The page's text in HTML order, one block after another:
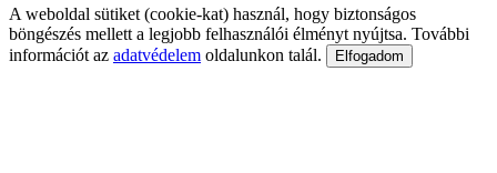
A weboldal sütiket (cookie-kat) használ, hogy biztonságos
böngészés mellett a legjobb felhasználói élményt nyújtsa. További
információt az adatvédelem oldalunkon talál. Elfogadom